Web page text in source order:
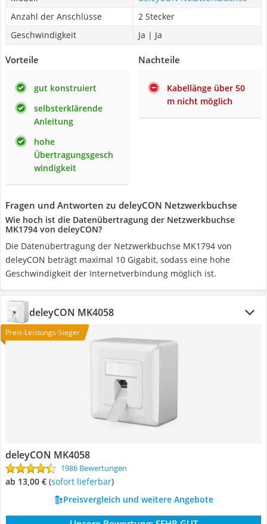
Anzahl der Anschlüsse
2 Stecker
Geschwindigkeit
Ja | Ja
Vorteile
gut konstruiert
selbsterklärende
Anleitung
hohe
Übertragungsgesch
windigkeit
Nachteile
Kabellänge über 50
m nicht möglich
Fragen und Antworten zu deleyCON Netzwerkbuchse
Wie hoch ist die Datenübertragung der Netzwerkbuchse
MK1794 von deleyCON?
Die Datenübertragung der Netzwerkbuchse MK1794 von
deleyCON beträgt maximal 10 Gigabit, sodass eine hohe
Geschwindigkeit der Internetverbindung möglich ist.
deleyCON MK4058
Preis-Leistungs-Sieger
deleyCON MK4058
1986 Bewertungen
ab 13,00 € ( Sofort lieferbar)
Preisvergleich und weitere Angebote